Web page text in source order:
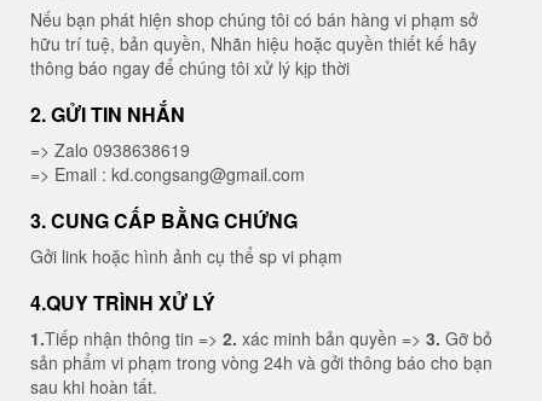
Nếu bạn phát hiện shop chúng tôi có bán hàng vi phạm sở
hữu trí tuệ, bản quyền, Nhãn hiệu hoặc quyền thiết kế hãy
thông báo ngay để chúng tôi xử lý kịp thời
2. GỬI TIN NHẮN
=> Zalo 0938638619
=> Email : kd.congsang@gmail.com
3. CUNG CẤP BẰNG CHỨNG
Gởi link hoặc hình ảnh cụ thể sp vi phạm
4.QUY TRÌNH XỬ LÝ
1.Tiếp nhận thông tin => 2. xác minh bản quyền => 3. Gỡ bỏ
sản phẩm vi phạm trong vòng 24h và gởi thông báo cho bạn
sau khi hoàn tất.